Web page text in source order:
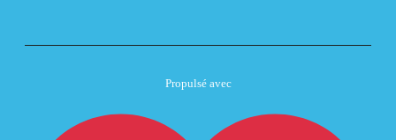
Propulsé avec